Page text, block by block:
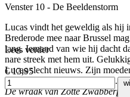
Venster 10 - De Beeldenstorm
Lucas vindt het geweldig als hij
Brederode mee naar Brussel
lang. Iemand van wie hij dacht
nare streek met hem uit.
Lucas slecht nieuws. Zijn
als ketters en gevangengezet…
De wraak van Zotte Zwabberpoot
Lees verder
€ 13,95